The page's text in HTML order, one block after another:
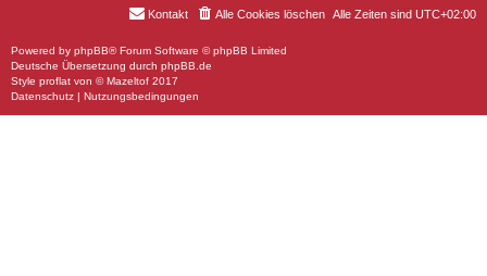
Alle Zeiten sind UTC+02:00
Alle Cookies löschen
Kontakt
Powered by phpBB® Forum Software © phpBB Limited
Deutsche Übersetzung durch phpBB.de
Style proflat von ©Mazeltof 2017
Datenschutz | Nutzungsbedingungen